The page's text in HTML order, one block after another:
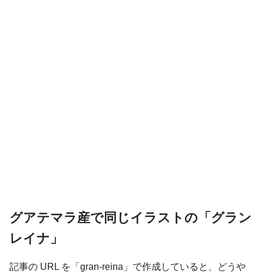
グアテマラ産で同じイラストの「グラン
レイナ」
記事の URL を「gran-reina」で作成していると、どうや